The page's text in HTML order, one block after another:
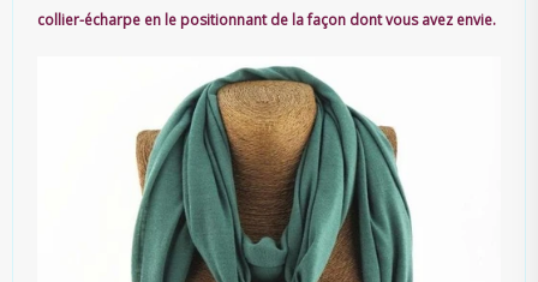
collier-écharpe en le positionnant de la façon dont vous avez envie.